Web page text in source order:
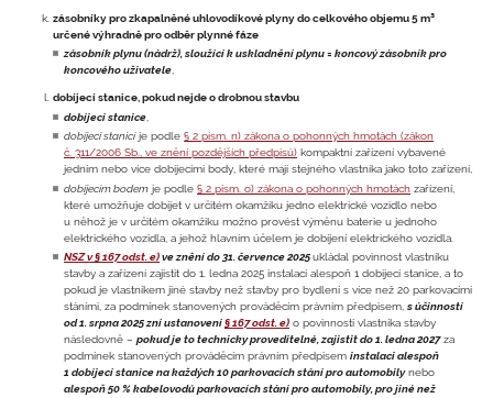
zásobníky pro zkapalněné uhlovodíkové plyny do celkového objemu 5 m³
určené výhradně pro odběr plynné fáze
zásobník plynu (nádrž), sloužící k uskladnění plynu = koncový zásobník pro
koncového uživatele
dobíjecí stanice, pokud nejde o drobnou stavbu
dobíjecí stanice
dobíjecí stanicíje podle § 2 písm. n) zákona o pohonných hmotách (zákon
č. 311/2006 Sb., ve znění pozdějších předpisů) kompaktní zařízení vybavené
jedním nebo více dobíjecími body, které mají stejného vlastníka jako toto zařízení,
dobíjecím bodem je podle § 2 písm. o) zákona o pohonných hmotách zařízení,
které umožňuje dobíjet v určitém okamžiku jedno elektrické vozidlo nebo
u něhož je v určitém okamžiku možno provést výměnu baterie u jednoho
elektrického vozidla, a jehož hlavním účelem je dobíjení elektrického vozidla.
NSZ v § 167 odst. e)ve znění do 31. července 2025ukládal povinnost vlastníku
stavby a zařízení zajistit do 1. ledna 2025 instalaci alespoň 1 dobíjecí stanice, a to
pokud je vlastníkem jiné stavby než stavby pro bydlení s více než 20 parkovacími
stáními, za podmínek stanovených prováděcím právním předpisem, s účinností
od 1. srpna 2025 zní ustanovení§ 167 odst. e) o povinnosti vlastníka stavby
následovně – pokud je to technicky proveditelné, zajistit do 1. ledna 2027za
podmínek stanovených prováděcím právním předpisem instalaci alespoň
1 dobíjecí stanice na každých 10 parkovacích stání pro automobilynebo
alespoň 50 % kabelovodů parkovacích stání pro automobily, pro jiné než